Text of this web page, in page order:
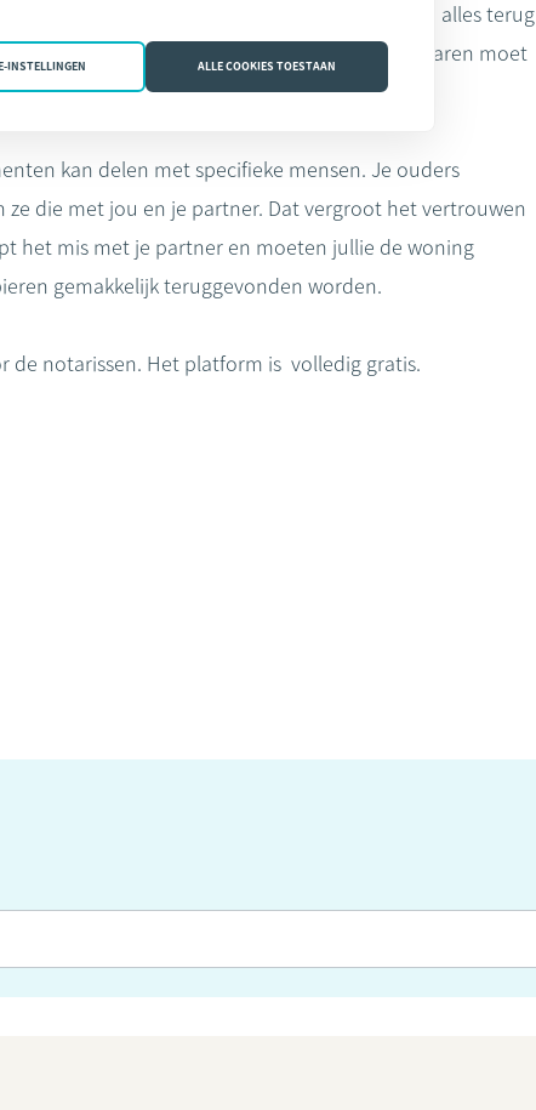
maar het is wel een handig hulpmiddel om alles terug
ligt voor het geval je de originele exemplaren moet
kan delen met specifieke mensen. Je ouders
die met jou en je partner. Dat vergroot het vertrouwen
het mis met je partner en moeten jullie de woning
gemakkelijk teruggevonden worden.
de notarissen. Het platform is volledig gratis.
INSTELLINGEN ALLE COOKIES TOESTAAN